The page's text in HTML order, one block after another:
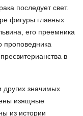
последует свет.
фигуры главных
его преемника
проповедника
в
других значимых
изящные
из истории